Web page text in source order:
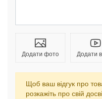
Додати фото Додати
Щоб ваш відгук про
розкажіть про свій